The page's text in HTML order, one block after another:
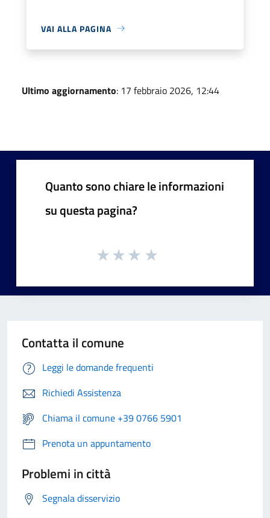
VAI ALLA PAGINA
Ultimo aggiornamento: 17 febbraio 2026, 12:44
Quanto sono chiare le informazioni
su questa pagina?
Contatta il comune
Leggi le domande frequenti
Richiedi Assistenza
Chiama il comune +39 0766 5901
Prenota un appuntamento
Problemi in città
Segnala disservizio